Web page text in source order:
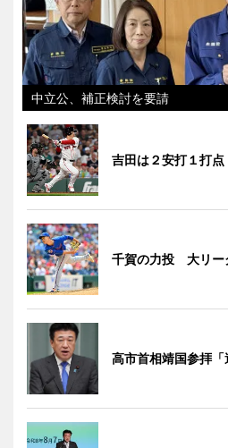
中立公、補正検討を要請
吉田は２安打１打
千賀の力投 大リー
高市首相靖国参拝「